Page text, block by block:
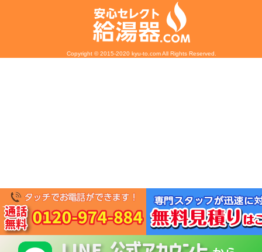
Copyright © 2015-2020 kyu-to.com All Rights Reserved.